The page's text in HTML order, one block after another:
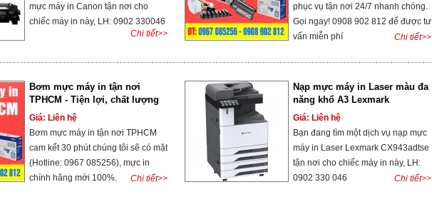
mực máy in Canon tận nơi cho
chiếc máy in này, LH: 0902 330046
Chi tiết>>
phục vụ tận nơi 24/7 nhanh chóng.
Gọi ngay! 0908 902 812 để được tư
vấn miễn phí
Chi tiết>>
Bơm mực máy in tận nơi
TPHCM - Tiện lợi, chất lượng
và tiết kiệm thời gian
Giá: Liên hệ
Bơm mực máy in tận nơi TPHCM
cam kết 30 phút chúng tôi sẽ có mặt
(Hotline: 0967 085256), mực in
chính hãng mới 100%.
Chi tiết>>
Nạp mực máy in Laser màu đa
năng khổ A3 Lexmark
CX943adtse
Giá: Liên hệ
Bạn đang tìm một dịch vụ nạp mực
máy in Laser Lexmark CX943adtse
tận nơi cho chiếc máy in này, LH:
0902 330 046
Chi tiết>>